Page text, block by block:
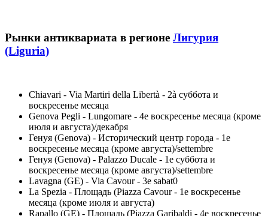
Рынки антиквариата в регионе Лигурия
(Liguria)
Chiavari - Via Martiri della Libertà - 2à суббота и
воскресенье месяца
Genova Pegli - Lungomare - 4е воскресенье месяца (кроме
июля и августа)/декабря
Генуя (Genova) - Исторический центр города - 1е
воскресенье месяца (кроме августа)/settembre
Генуя (Genova) - Palazzo Ducale - 1е суббота и
воскресенье месяца (кроме августа)/settembre
Lavagna (GE) - Via Cavour - 3е sabat0
La Spezia - Площадь (Piazza Cavour - 1е воскресенье
месяца (кроме июля и августа)
Rapallo (GE) - Площадь (Piazza Garibaldi - 4е воскресенье